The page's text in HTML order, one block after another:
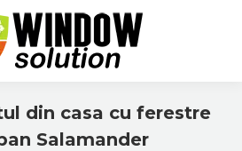
din casa cu ferestre
Salamander